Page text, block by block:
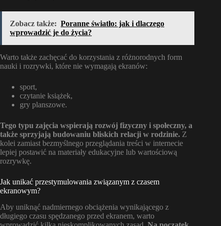
Zobacz także: Poranne światło: jak i dlaczego
wprowadzić je do życia?
Warto także zachęcać do korzystania z różnorodnych form
nauki i rozrywki, które nie wymagają ekranów:
sport,
czytanie książek,
gry planszowe.
Tego typu zajęcia wspierają rozwój fizyczny i społeczny, a
także sprzyjają budowaniu bliskich relacji w rodzinie. Z
kolei zamiast bezmyślnego przeglądania treści w internecie
lepiej postawić na materiały edukacyjne lub wartościową
rozrywkę.
Jak unikać przestymulowania związanym z czasem
ekranowym?
Aby uniknąć nadmiernego obciążenia wynikającego z
długiego czasu spędzanego przed ekranem, warto